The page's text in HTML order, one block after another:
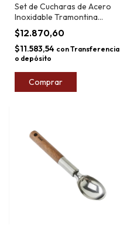
Set de Cucharas de Acero
Inoxidable Tramontina
Dynamic x6
$12.870,60
$11.583,54 conTransferencia
o depósito
Comprar